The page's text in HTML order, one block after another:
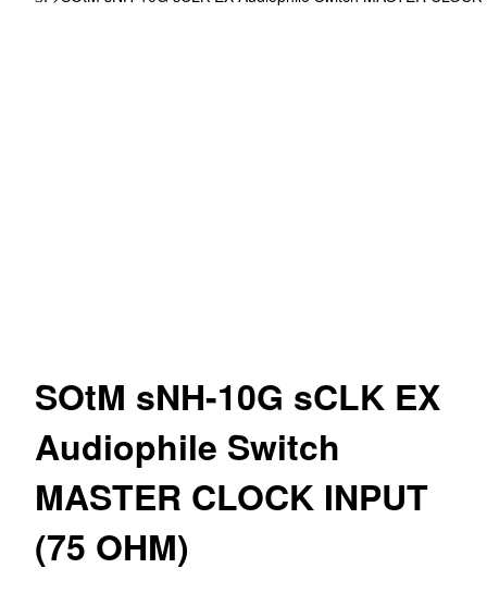
SOtM sNH-10G sCLK EX
Audiophile Switch
MASTER CLOCK INPUT
(75 OHM)